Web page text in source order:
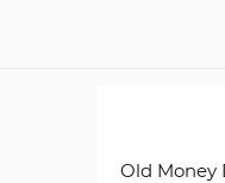
Old Money